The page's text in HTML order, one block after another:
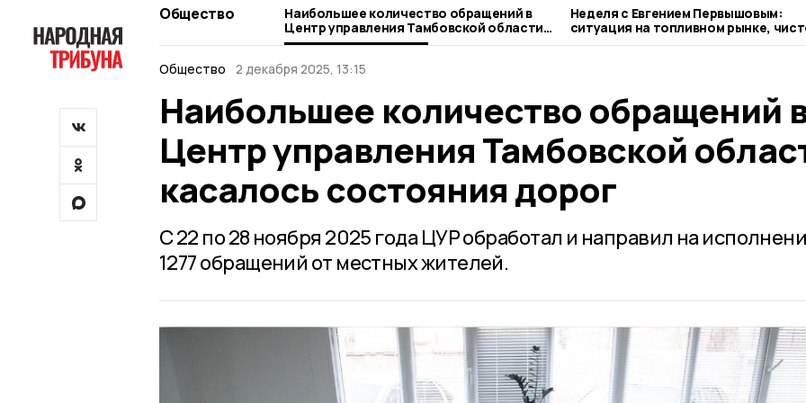
Общество
Наибольшее количество обращений в
Центр управления Тамбовской области
касалось состояния дорог
Неделя с Евгением Первышовым:
ситуация на топливном рынке,
городе и приоритеты образования
Общество
2 декабря 2025, 13:15
Наибольшее количество обращений
Центр управления Тамбовской
касалось состояния дорог
С 22 по 28 ноября 2025 года ЦУР обработал и направил на
1277 обращений от местных жителей.